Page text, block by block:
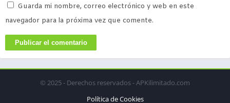
Guarda mi nombre, correo electrónico y web en este
navegador para la próxima vez que comente.
© 2025 - Derechos reservados - APKilimitado.com
Política de Cookies